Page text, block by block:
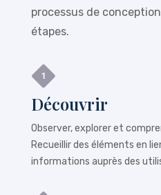
processus de
étapes.
Découvrir
Observer, explorer et
Recueillir des éléments en
informations auprès des